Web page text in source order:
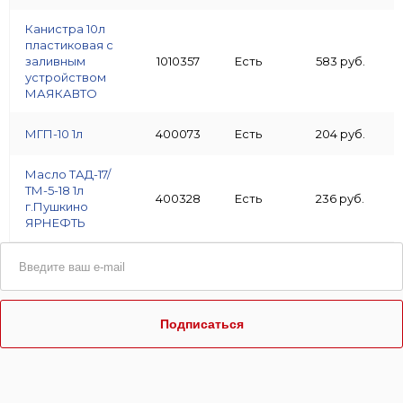
Канистра 10л
пластиковая с
заливным
устройством
МАЯКАВТО
МГП-10 1л
Масло ТАД-17/
ТМ-5-18 1л
г.Пушкино
ЯРНЕФТЬ
1010357 Есть 583 руб.
400073 Есть 204 руб.
400328 Есть 236 руб.
Подписаться